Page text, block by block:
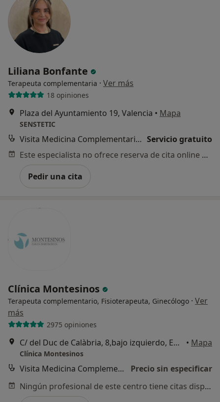
Liliana Bonfante
Terapeuta complementaria · Ver más
18 opiniones
Plaza del Ayuntamiento 19, Valencia • Mapa
SENSTETIC
Visita Medicina Complementaria y terapias alternativas Servicio gratuito
Este especialista no ofrece reserva de cita online en esta dirección.
Pedir una cita
Clínica Montesinos
Terapeuta complementario, Fisioterapeuta, Ginecólogo · Ver
más
2975 opiniones
C/ del Duc de Calàbria, 8,bajo izquierdo, Ensanche, 46005 Valencia, Valencia • Mapa
Clínica Montesinos
Visita Medicina Complementaria y terapias alternativas
Precio sin especificar
Ningún profesional de este centro tiene citas disponibles